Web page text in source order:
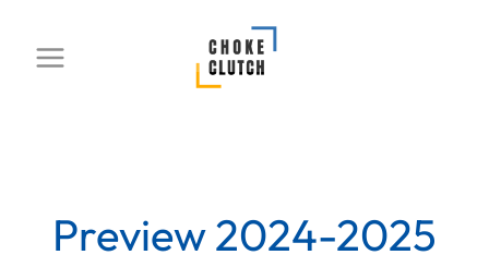
contenu
Preview 2024-2025